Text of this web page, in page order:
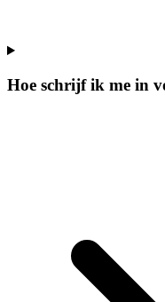
Hoe schrijf ik me in